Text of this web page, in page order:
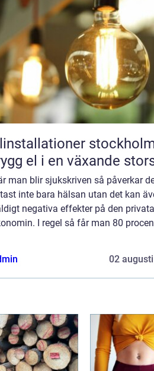
el i en växande
man blir sjukskriven så påverkar
inte bara hälsan utan det kan
negativa effekter på den privata
I regel så får man 80
02